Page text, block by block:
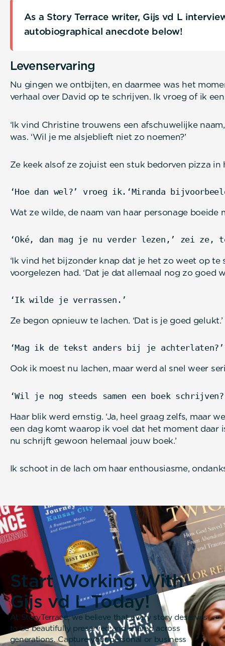
As a Story Terrace writer, Gijs vd L
autobiographical anecdote below!
Levenservaring
Nu gingen we ontbijten, en daarmee was het
verhaal over David op te schrijven. Ik vroeg of ik
‘Ik vind Christine trouwens een afschuwelijke
was. ‘Wil je me alsjeblieft niet zo noemen?’
Ze keek alsof ze zojuist een stuk bedorven pizza
‘Hoe dan wel?’ vroeg ik.‘Miranda
Wat ze wilde, de naam van haar personage boeide
‘Oké, dan mag je nu verder lezen,’ zei
‘Ik vind het bijzonder knap dat je het zo weet op
voorgelezen had. ‘Dat je dat allemaal nog zo goed
‘Ik wilde je verrassen.’
Ze begon opnieuw te lachen. ‘Dat is je goed gelukt.’
‘Mag ik de tekst anders bij je
Ook ik moest nu lachen, maar werd al snel weer
‘Wil je nog steeds samen een boek
Haar blik werd ernstig. ‘Ja, heel graag zelfs, maar
een dag komt waarop ik voel dat het moment daar
nu schrijft gewoon helemaal jouw boek.’
Ik schoot in de lach om haar enthousiasme,
Start Working With
Gijs vd L Today!
At StoryTerrace, we believe that every story deserves
to be beautifully preserved and shared across
generations. Capture your personal or business